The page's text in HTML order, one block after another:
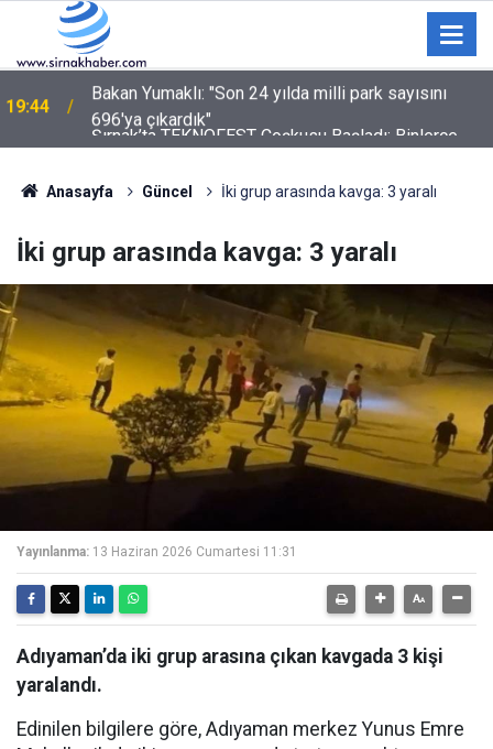
19:18
Şırnak’ta TEKNOFEST Coşkusu Başladı: Binlerce
Çocuk Aileleriyle Stadyuma Akın Etti
Anasayfa Güncel İki grup arasında kavga: 3 yaralı
İki grup arasında kavga: 3 yaralı
Yayınlanma: 13 Haziran 2026 Cumartesi 11:31
Adıyaman’da iki grup arasına çıkan kavgada 3 kişi
yaralandı.
Edinilen bilgilere göre, Adıyaman merkez Yunus Emre